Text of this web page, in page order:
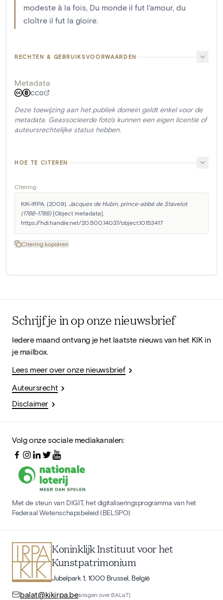
modeste à la fois, Du monde il fut l'amour, du
cloître il fut la gloire.
RECHTEN & GEBRUIKSVOORWAARDEN
Metadata
CC0
Deze toewijzing aan het publiek domein geldt enkel voor de
metadata. Geassocieerde foto's kunnen een eigen licentie of
auteursrechtelijke status hebben.
HOE TE CITEREN
Citering
KIK-IRPA. (2009). Jacques de Hubin, prince-abbé de Stavelot
(1766-1786) [Object metadata].
https://hdl.handle.net/20.500.14037/object.10153417
Citering kopiëren
Schrijf je in op onze nieuwsbrief
Iedere maand ontvang je het laatste nieuws van het KIK in
je mailbox.
Lees meer over onze nieuwsbrief
Auteursrecht
Disclaimer
Volg onze sociale mediakanalen:
Met de steun van DIGIT, het digitaliseringsprogramma van het
Federaal Wetenschapsbeleid (BELSPO)
Koninklijk Instituut voor het
Kunstpatrimonium
Jubelpark 1, 1000 Brussel, België
balat@kikirpa.be(vragen over BALaT)